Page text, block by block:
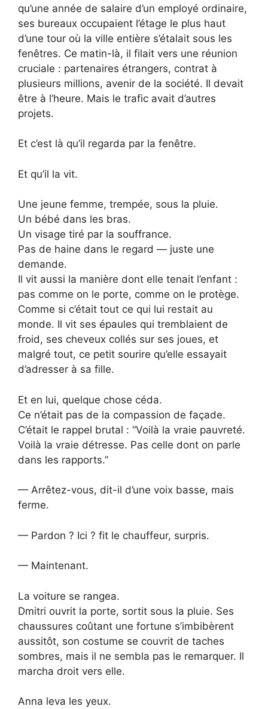
qu’une année de salaire d’un employé ordinaire,
ses bureaux occupaient l’étage le plus haut
d’une tour où la ville entière s’étalait sous les
fenêtres. Ce matin-là, il filait vers une réunion
cruciale : partenaires étrangers, contrat à
plusieurs millions, avenir de la société. Il devait
être à l’heure. Mais le trafic avait d’autres
projets.
Et c’est là qu’il regarda par la fenêtre.
Et qu’il la vit.
Une jeune femme, trempée, sous la pluie.
Un bébé dans les bras.
Un visage tiré par la souffrance.
Pas de haine dans le regard — juste une
demande.
Il vit aussi la manière dont elle tenait l’enfant :
pas comme on le porte, comme on le protège.
Comme si c’était tout ce qui lui restait au
monde. Il vit ses épaules qui tremblaient de
froid, ses cheveux collés sur ses joues, et
malgré tout, ce petit sourire qu’elle essayait
d’adresser à sa fille.
Et en lui, quelque chose céda.
Ce n’était pas de la compassion de façade.
C’était le rappel brutal : “Voilà la vraie pauvreté.
Voilà la vraie détresse. Pas celle dont on parle
dans les rapports.”
— Arrêtez-vous, dit-il d’une voix basse, mais
ferme.
— Pardon ? Ici ? fit le chauffeur, surpris.
— Maintenant.
La voiture se rangea.
Dmitri ouvrit la porte, sortit sous la pluie. Ses
chaussures coûtant une fortune s’imbibèrent
aussitôt, son costume se couvrit de taches
sombres, mais il ne sembla pas le remarquer. Il
marcha droit vers elle.
Anna leva les yeux.